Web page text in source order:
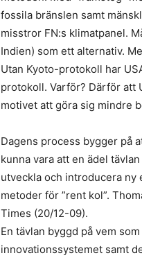
fossila bränslen samt
misstror FN:s klimatpanel.
Indien) som ett alternativ.
Utan Kyoto-protokoll har
protokoll. Varför? Därför att
motivet att göra sig mindre
Dagens process bygger på
kunna vara att en ädel
utveckla och introducera ny
metoder för ”rent kol”.
Times (20/12-09).
En tävlan byggd på vem
innovationssystemet samt